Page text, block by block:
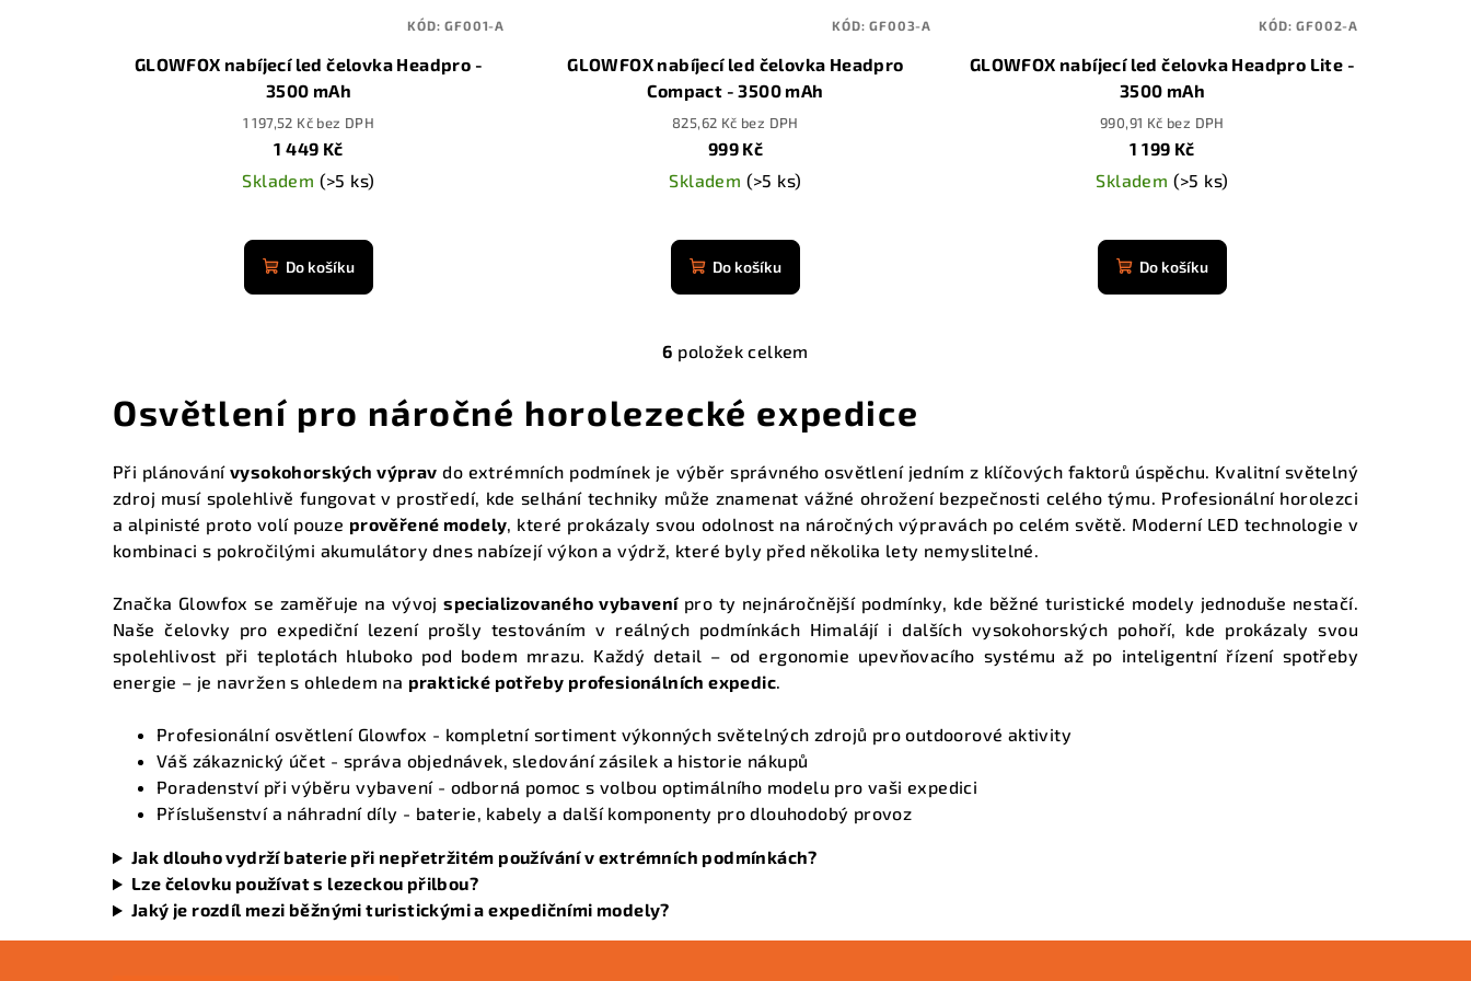
GLOWFOX nabíjecí led čelovka Headpro -
3500 mAh
1 197,52 Kč bez DPH
1 449 Kč
Skladem (>5 ks)
hodnocení
produktu
je
hvězdiček.
Do košíku
KÓD:GF001-A
GLOWFOX nabíjecí led čelovka Headpro
Compact - 3500 mAh
825,62 Kč bez DPH
999 Kč
Skladem (>5 ks)
hodnocení
produktu
je
z
hvězdiček.
Do košíku
KÓD:GF003-A
GLOWFOX nabíjecí led čelovka Headpro Lite -
3500 mAh
990,91 Kč bez DPH
1 199 Kč
Skladem (>5 ks)
hodnocení
produktu
je
Do košíku
KÓD:GF002-A
O
v
l
d
a
c
p
r
v
y
v
ý
p
i
6 položek celkem
Osvětlení pro náročné horolezecké expedice
Při plánovánívysokohorských výprav do extrémních podmínek je výběr správného osvětlení jedním z klíčových faktorů úspěchu. Kvalitní světelný
zdroj musí spolehlivě fungovat v prostředí, kde selhání techniky může znamenat vážné ohrožení bezpečnosti celého týmu. Profesionální horolezci
a alpinisté proto volí pouze prověřené modely, které prokázaly svou odolnost na náročných výpravách po celém světě. Moderní LED technologie v
kombinaci s pokročilými akumulátory dnes nabízejí výkon a výdrž, které byly před několika lety nemyslitelné.
Značka Glowfox se zaměřuje na vývojspecializovaného vybavenípro ty nejnáročnější podmínky, kde běžné turistické modely jednoduše nestačí.
Naše čelovky pro expediční lezení prošly testováním v reálných podmínkách Himalájí i dalších vysokohorských pohoří, kde prokázaly svou
spolehlivost při teplotách hluboko pod bodem mrazu. Každý detail – od ergonomie upevňovacího systému až po inteligentní řízení spotřeby
energie – je navržen s ohledem na praktické potřeby profesionálních expedic.
Profesionální osvětlení Glowfox - kompletní sortiment výkonných světelných zdrojů pro outdoorové aktivity
Váš zákaznický účet - správa objednávek, sledování zásilek a historie nákupů
Poradenství při výběru vybavení- odborná pomoc s volbou optimálního modelu pro vaši expedici
Příslušenství a náhradní díly - baterie, kabely a další komponenty pro dlouhodobý provoz
Jak dlouho vydrží baterie při nepřetržitém používání v extrémních podmínkách?
Lze čelovku používat s lezeckou přilbou?
Jaký je rozdíl mezi běžnými turistickými a expedičními modely?